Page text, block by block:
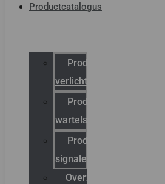
Productcatalogus
Productcatalogus
verlichting
Productcatalogus
wartels
Productcatalogus
signalering
Overzicht